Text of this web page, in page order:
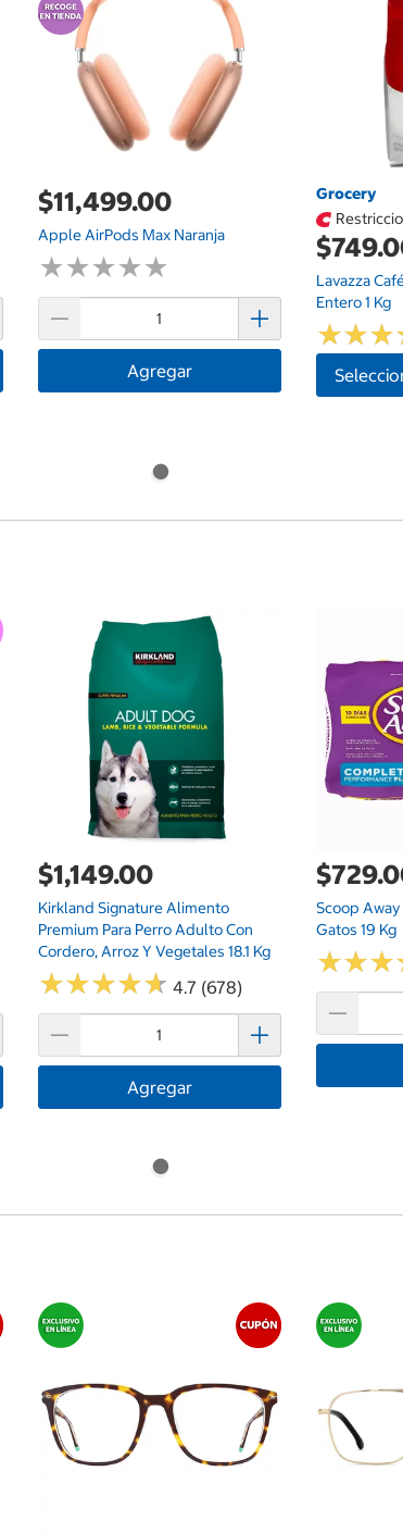
$11,499.00
Apple AirPods Max Naranja
★★★★★
★★★★★
Agregar
Grocery
Lavazza
Entero 1 Kg
★★★
★★★
$1,149.00
Kirkland Signature Alimento
Premium Para Perro Adulto Con
Cordero, Arroz Y Vegetales 18.1 Kg
★★★★★
★★★★★ 4.7 (678)
Agregar
Scoop
Gatos 19 Kg
★★★
★★★